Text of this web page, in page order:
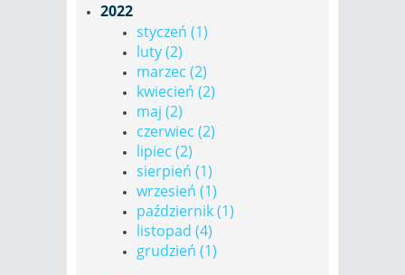
2022
styczeń (1)
luty (2)
marzec (2)
kwiecień (2)
maj (2)
czerwiec (2)
lipiec (2)
sierpień (1)
wrzesień (1)
październik (1)
listopad (4)
grudzień (1)